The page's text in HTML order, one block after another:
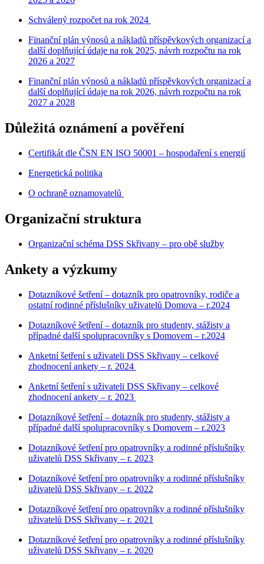
Schválený rozpočet na rok 2024
Finanční plán výnosů a nákladů příspěvkových organizací a
další doplňující údaje na rok 2025, návrh rozpočtu na rok
2026 a 2027
Finanční plán výnosů a nákladů příspěvkových organizací a
další doplňující údaje na rok 2026, návrh rozpočtu na rok
2027 a 2028
Důležitá oznámení a pověření
Certifikát dle ČSN EN ISO 50001 – hospodaření s energií
Energetická politika
O ochraně oznamovatelů
Organizační struktura
Organizační schéma DSS Skřivany – pro obě služby
Ankety a výzkumy
Dotazníkové šetření – dotazník pro opatrovníky, rodiče a
ostatní rodinné příslušníky uživatelů Domova – r.2024
Dotazníkové šetření – dotazník pro studenty, stážisty a
případné další spolupracovníky s Domovem – r.2024
Anketní šetření s uživateli DSS Skřivany – celkové
zhodnocení ankety – r. 2024
Anketní šetření s uživateli DSS Skřivany – celkové
zhodnocení ankety – r. 2023
Dotazníkové šetření – dotazník pro studenty, stážisty a
případné další spolupracovníky s Domovem – r.2023
Dotazníkové šetření pro opatrovníky a rodinné příslušníky
uživatelů DSS Skřivany – r. 2023
Dotazníkové šetření pro opatrovníky a rodinné příslušníky
uživatelů DSS Skřivany – r. 2022
Dotazníkové šetření pro opatrovníky a rodinné příslušníky
uživatelů DSS Skřivany – r. 2021
Dotazníkové šetření pro opatrovníky a rodinné příslušníky
uživatelů DSS Skřivany – r. 2020